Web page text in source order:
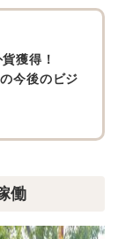
獲得！
今後のビジ
働